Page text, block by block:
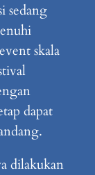
sedang
skala
dapat
dilakukan